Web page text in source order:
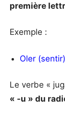
première
Exemple :
Oler
Le verbe «
« -u » du